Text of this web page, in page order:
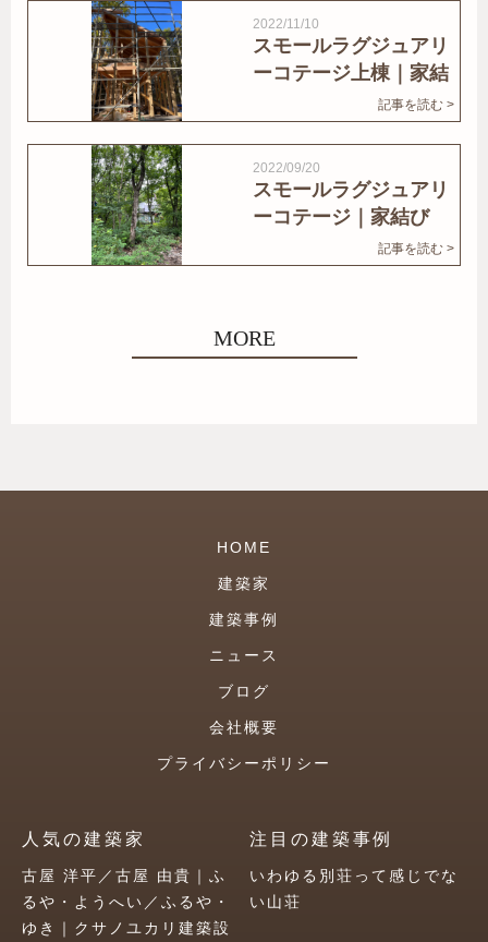
2022/11/10
スモールラグジュアリ
ーコテージ上棟｜家結
記事を読む >
2022/09/20
スモールラグジュアリ
ーコテージ｜家結び
記事を読む >
MORE
HOME
建築家
建築事例
ニュース
ブログ
会社概要
プライバシーポリシー
人気の建築家
古屋 洋平／古屋 由貴｜ふ
るや・ようへい／ふるや・
ゆき｜クサノユカリ建築設
注目の建築事例
いわゆる別荘って感じでな
い山荘